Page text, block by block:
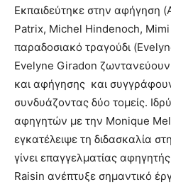
Εκπαιδεύτηκε στην αφήγηση
Patrix, Michel Hindenoch,
παραδοσιακό τραγούδι
Εvelyne Giradon ζωντανεύουν
και αφήγησης και
συνδυάζοντας δύο τομείς.
αφηγητών με την Monique
εγκατέλειψε τη διδασκαλία
γίνει επαγγελματίας
Raisin ανέπτυξε σημαντικό